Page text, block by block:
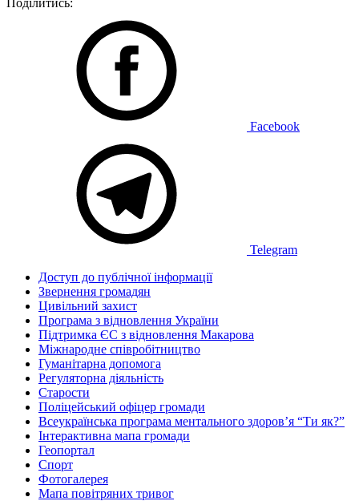
Поділитись:
Facebook
Telegram
Доступ до публічної інформації
Звернення громадян
Цивільний захист
Програма з відновлення України
Підтримка ЄС з відновлення Макарова
Міжнародне співробітництво
Гуманітарна допомога
Регуляторна діяльність
Старости
Поліцейський офіцер громади
Всеукраїнська програма ментального здоров’я “Ти як?”
Інтерактивна мапа громади
Геопортал
Спорт
Фотогалерея
Мапа повітряних тривог